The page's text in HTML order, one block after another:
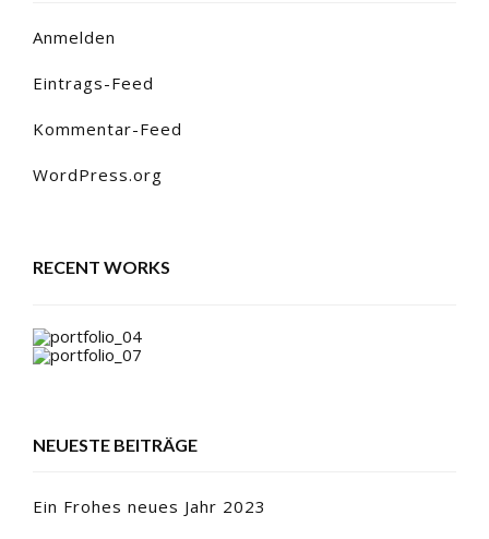
Anmelden
Eintrags-Feed
Kommentar-Feed
WordPress.org
RECENT WORKS
NEUESTE BEITRÄGE
Ein Frohes neues Jahr 2023